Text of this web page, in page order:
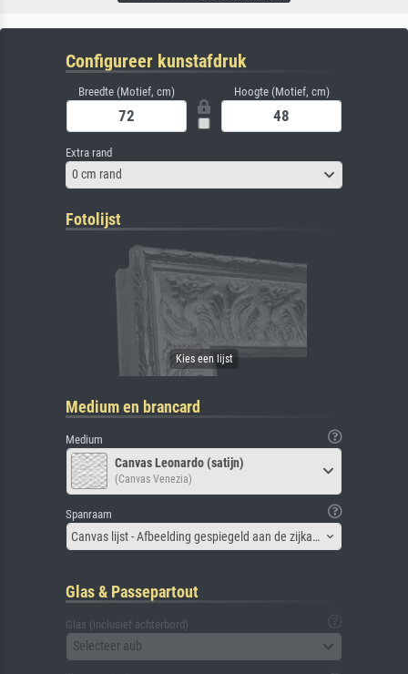
Configureer kunstafdruk
Breedte (Motief, cm) Hoogte (Motief, cm)
Extra rand
0 cm rand
Fotolijst
Medium en brancard
Medium
Canvas Leonardo (satijn)
(Canvas Venezia)
Spanraam
Canvas lijst - Afbeelding gespiegeld aan de zijkant
Glas & Passepartout
Glas (inclusief achterbord)
Selecteer aub